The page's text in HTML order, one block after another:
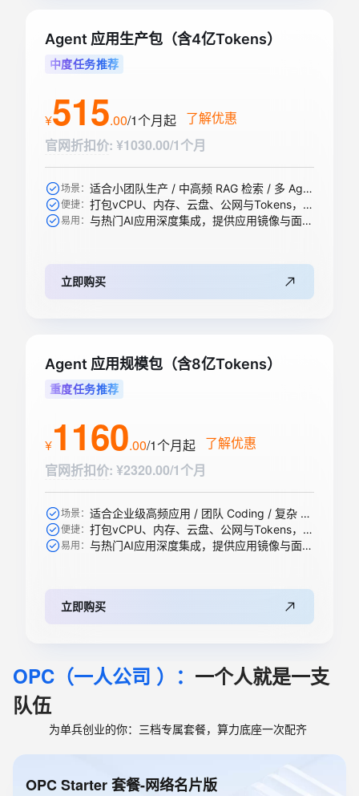
Agent 应用生产包（含4亿Tokens）
中度任务推荐
¥515.00/1个月起 了解优惠
官网折扣价: ¥1030.00/1个月
场景： 适合小团队生产 / 中高频 RAG 检索 / 多 Agent 协作等
便捷： 打包vCPU、内存、云盘、公网与Tokens，一步到位
易用： 与热门AI应用深度集成，提供应用镜像与面板，开箱即用
立即购买
Agent 应用规模包（含8亿Tokens）
重度任务推荐
¥1160.00/1个月起 了解优惠
官网折扣价: ¥2320.00/1个月
场景： 适合企业级高频应用 / 团队 Coding / 复杂 Agent / 大规模 RAG 引擎等
便捷： 打包vCPU、内存、云盘、公网与Tokens，一步到位
易用： 与热门AI应用深度集成，提供应用镜像与面板，开箱即用
立即购买
OPC（一人公司 ）： 一个人就是一支
队伍
为单兵创业的你：三档专属套餐，算力底座一次配齐
OPC Starter 套餐-网络名片版